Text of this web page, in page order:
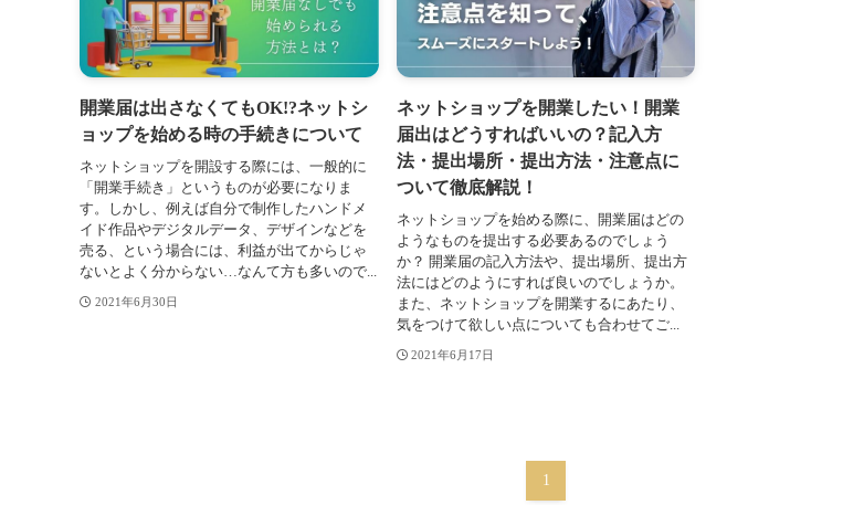
開業届は出さなくてもOK!?ネットシ
ョップを始める時の手続きについて
ネットショップを開設する際には、一般的に
「開業手続き」というものが必要になりま
す。しかし、例えば自分で制作したハンドメ
イド作品やデジタルデータ、デザインなどを
売る、という場合には、利益が出てからじゃ
ないとよく分からない…なんて方も多いので...
2021年6月30日
ネットショップを開業したい！開業
届出はどうすればいいの？記入方
法・提出場所・提出方法・注意点に
ついて徹底解説！
ネットショップを始める際に、開業届はどの
ようなものを提出する必要あるのでしょう
か？ 開業届の記入方法や、提出場所、提出方
法にはどのようにすれば良いのでしょうか。
また、ネットショップを開業するにあたり、
気をつけて欲しい点についても合わせてご...
2021年6月17日
1